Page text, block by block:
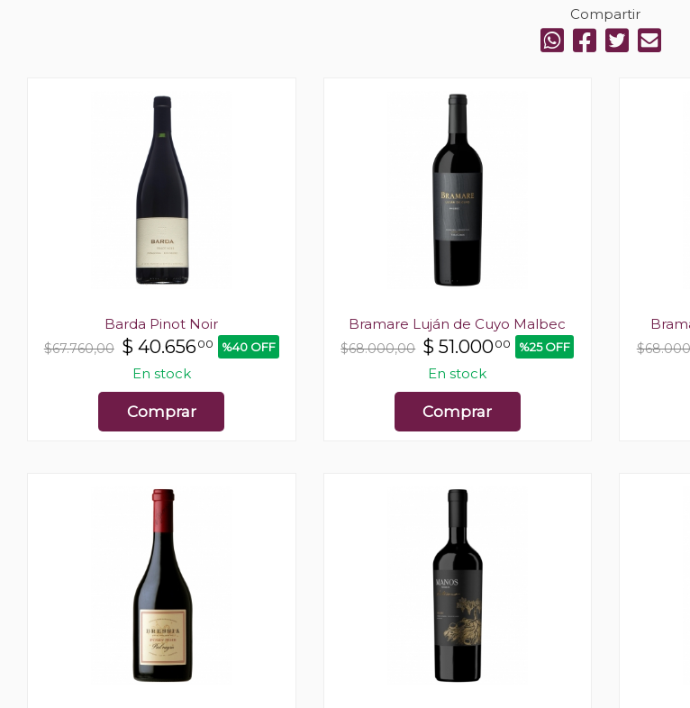
Compartir
Barda Pinot Noir
$67.760,00 $ 40.65600 %40 OFF
En stock
Comprar
Bramare Luján de Cuyo Malbec
$68.000,00 $51.00000 %25 OFF
En stock
Comprar